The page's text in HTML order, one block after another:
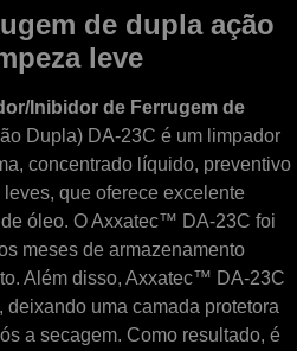
de dupla ação
leve
Inibidor de Ferrugem de
Dupla) DA-23C é um limpador
concentrado líquido, preventivo
que oferece excelente
óleo. O Axxatec™ DA-23C foi
meses de armazenamento
Além disso, Axxatec™ DA-23C
deixando uma camada protetora
a secagem. Como resultado, é